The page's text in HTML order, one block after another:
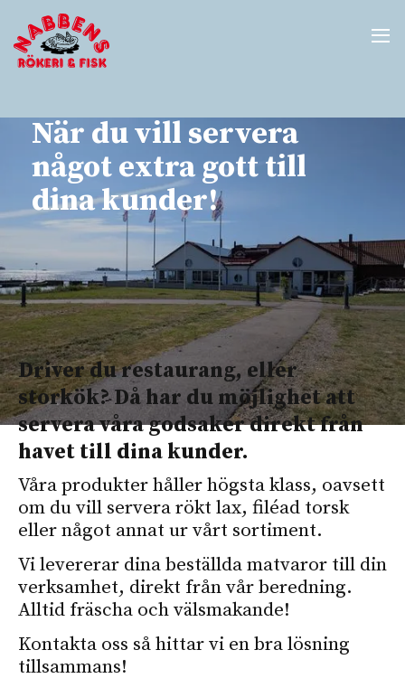
När du vill servera
något extra gott till
dina kunder!
Driver du restaurang, eller
storkök? Då har du möjlighet att
servera våra godsaker direkt från
havet till dina kunder.
Våra produkter håller högsta klass, oavsett
om du vill servera rökt lax, filéad torsk
eller något annat ur vårt sortiment.
Vi levererar dina beställda matvaror till din
verksamhet, direkt från vår beredning.
Alltid fräscha och välsmakande!
Kontakta oss så hittar vi en bra lösning
tillsammans!